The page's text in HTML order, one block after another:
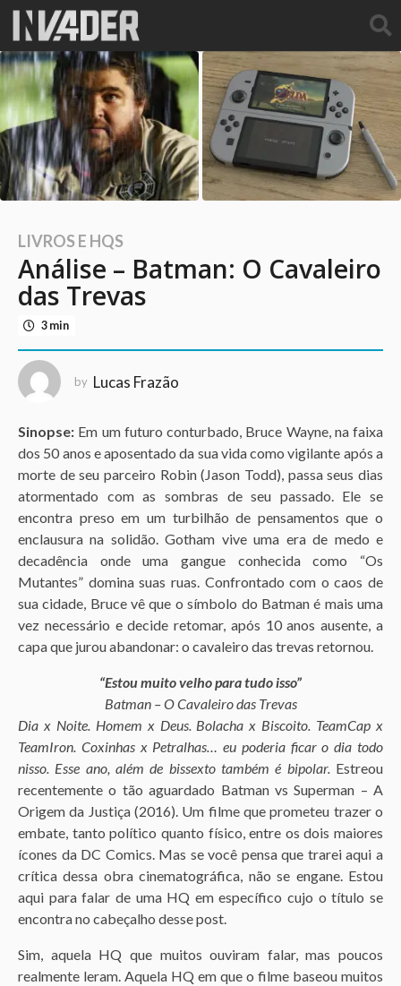
1
0
a
n
o
s
a
g
3
a
n
o
s
a
g
o
LIVROS E HQS
Análise – Batman: O Cavaleiro
das Trevas
3 min
by Lucas Frazão
Sinopse: Em um futuro conturbado, Bruce Wayne, na faixa
dos 50 anos e aposentado da sua vida como vigilante após a
morte de seu parceiro Robin (Jason Todd), passa seus dias
atormentado com as sombras de seu passado. Ele se
encontra preso em um turbilhão de pensamentos que o
enclausura na solidão. Gotham vive uma era de medo e
decadência onde uma gangue conhecida como “Os
Mutantes” domina suas ruas. Confrontado com o caos de
sua cidade, Bruce vê que o símbolo do Batman é mais uma
vez necessário e decide retomar, após 10 anos ausente, a
capa que jurou abandonar: o cavaleiro das trevas retornou.
“Estou muito velho para tudo isso”
Batman – O Cavaleiro das Trevas
Dia x Noite. Homem x Deus. Bolacha x Biscoito. TeamCap x
TeamIron. Coxinhas x Petralhas… eu poderia ficar o dia todo
nisso. Esse ano, além de bissexto também é bipolar.Estreou
recentemente o tão aguardado Batman vs Superman – A
Origem da Justiça (2016). Um filme que prometeu trazer o
embate, tanto político quanto físico, entre os dois maiores
ícones da DC Comics. Mas se você pensa que trarei aqui a
crítica dessa obra cinematográfica, não se engane. Estou
aqui para falar de uma HQ em específico cujo o título se
encontra no cabeçalho desse post.
Sim, aquela HQ que muitos ouviram falar, mas poucos
realmente leram. Aquela HQ em que o filme baseou muitos